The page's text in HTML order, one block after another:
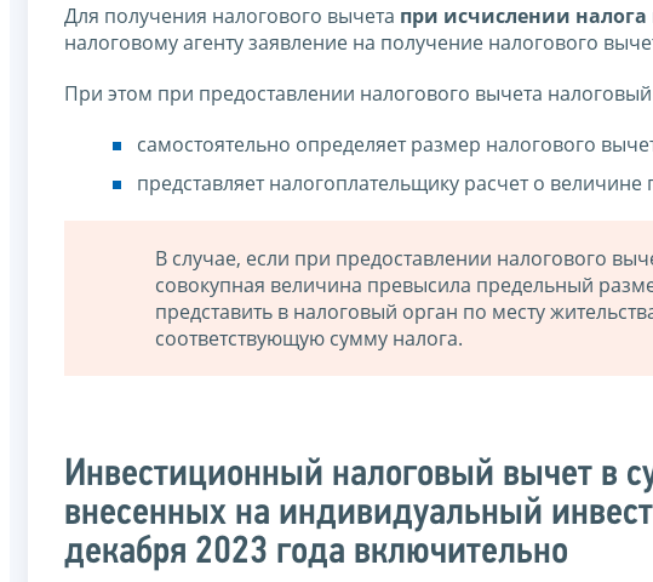
Для получения налогового вычета при исчислении
налоговому агенту заявление на получение налогового
При этом при предоставлении налогового вычета налоговый
самостоятельно определяет размер налогового
представляет налогоплательщику расчет о
В случае, если при предоставлении налогового
совокупная величина превысила предельный
представить в налоговый орган по месту
соответствующую сумму налога.
Инвестиционный налоговый вычет в
внесенных на индивидуальный
декабря 2023 года включительно